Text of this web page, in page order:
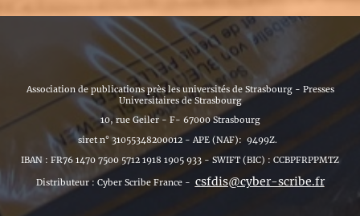
Association de publications près les universités de Strasbourg - Presses
Universitaires de Strasbourg
10, rue Geiler - F- 67000 Strasbourg
siret n° 31055348200012 - APE (NAF): 9499Z.
IBAN : FR76 1470 7500 5712 1918 1905 933 - SWIFT (BIC) : CCBPFRPPMTZ
Distributeur : Cyber Scribe France - csfdis@cyber-scribe.fr